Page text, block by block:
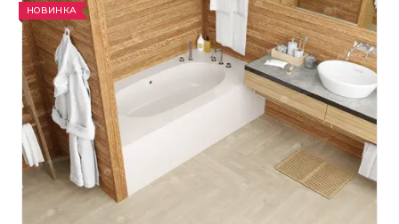
НОВИНКА